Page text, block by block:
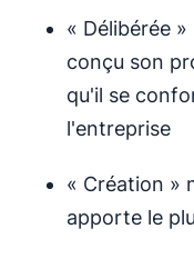
« Délibérée
conçu son
qu'il se
l'entreprise
« Création »
apporte le